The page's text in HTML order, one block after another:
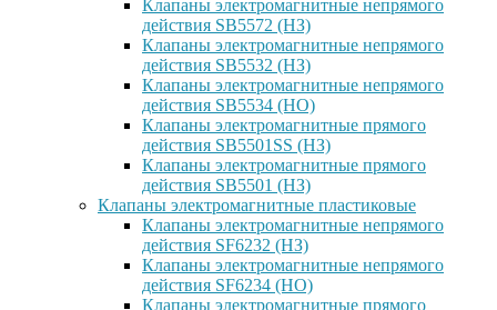
Клапаны электромагнитные непрямого
действия SB5572 (НЗ)
Клапаны электромагнитные непрямого
действия SB5532 (НЗ)
Клапаны электромагнитные непрямого
действия SB5534 (НО)
Клапаны электромагнитные прямого
действия SB5501SS (НЗ)
Клапаны электромагнитные прямого
действия SB5501 (НЗ)
Клапаны электромагнитные пластиковые
Клапаны электромагнитные непрямого
действия SF6232 (НЗ)
Клапаны электромагнитные непрямого
действия SF6234 (НО)
Клапаны электромагнитные прямого